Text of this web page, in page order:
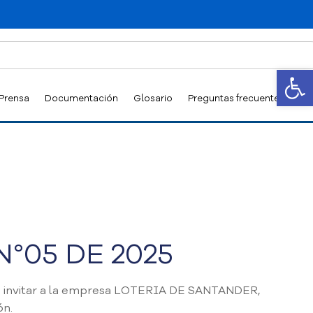
Documentación Glosario Preguntas frecuentes
DE 2025
a la empresa LOTERIA DE SANTANDER,